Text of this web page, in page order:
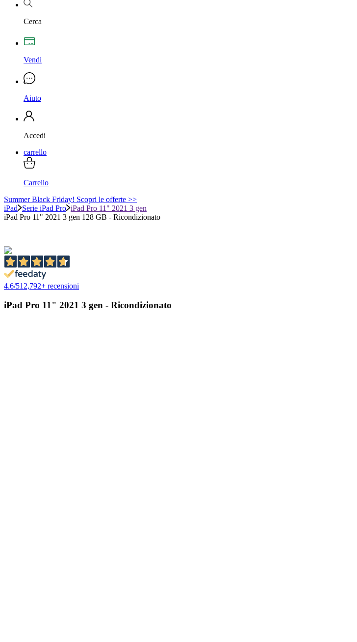
Cerca
Vendi
Aiuto
Accedi
carrello
Carrello
Summer Black Friday! Scopri le offerte >>
iPad
Serie iPad Pro iPad Pro 11" 2021 3 gen
iPad Pro 11" 2021 3 gen 128 GB - Ricondizionato
4.6/512,792+ recensioni
iPad Pro 11" 2021 3 gen - Ricondizionato